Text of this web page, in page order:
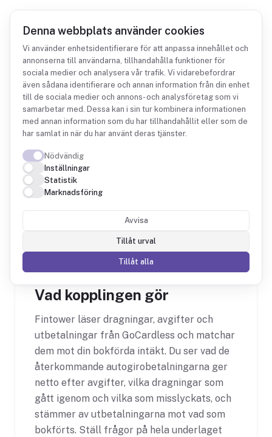
Denna webbplats använder cookies
Vi använder enhetsidentifierare för att anpassa innehållet och
annonserna till användarna, tillhandahålla funktioner för
sociala medier och analysera vår trafik. Vi vidarebefordrar
även sådana identifierare och annan information från din enhet
till de sociala medier och annons- och analysföretag som vi
samarbetar med. Dessa kan i sin tur kombinera informationen
med annan information som du har tillhandahållit eller som de
har samlat in när du har använt deras tjänster.
Nödvändig
Inställningar
Statistik
Marknadsföring
Avvisa
Tillåt urval
Tillåt alla
Integrationer GoCardless
GoCardless + Fintower
Autogiro och återkommande dragningar sida
vid sida med bokföringen.
Vad kopplingen gör
Fintower läser dragningar, avgifter och
utbetalningar från GoCardless och matchar
dem mot din bokförda intäkt. Du ser vad de
återkommande autogirobetalningarna ger
netto efter avgifter, vilka dragningar som
gått igenom och vilka som misslyckats, och
stämmer av utbetalningarna mot vad som
bokförts. Ställ frågor på hela underlaget